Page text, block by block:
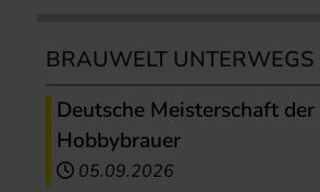
BRAUWELT UNTERWEGS
Deutsche Meisterschaft der
Hobbybrauer
05.09.2026